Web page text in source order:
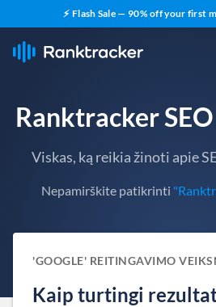
⚡ Flash Sale — 90% off your first
Ranktracker
Viskas, ką reikia žinoti apie
Nepamirškite patikrinti
'GOOGLE' REITINGAVIMO
Kaip turtingi